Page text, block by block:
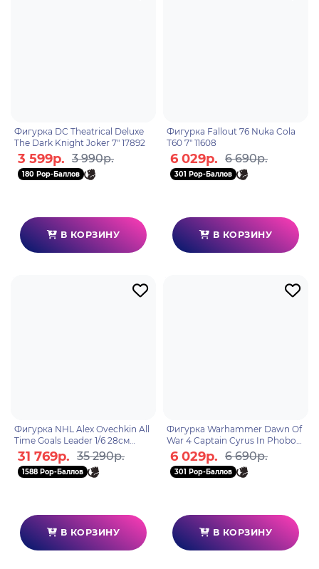
Фигурка DC Theatrical Deluxe
The Dark Knight Joker 7" 17892
3 599р. 3 990р.
180 Pop-Баллов
В КОРЗИНУ
Фигурка Fallout 76 Nuka Cola
T60 7" 11608
6 029р. 6 690р.
301 Pop-Баллов
В КОРЗИНУ
Фигурка NHL Alex Ovechkin All
Time Goals Leader 1/6 28см
103298
31 769р. 35 290р.
1588 Pop-Баллов
В КОРЗИНУ
Фигурка Warhammer Dawn Of
War 4 Captain Cyrus In Phobos
Armor 7" 11246
6 029р. 6 690р.
301 Pop-Баллов
В КОРЗИНУ